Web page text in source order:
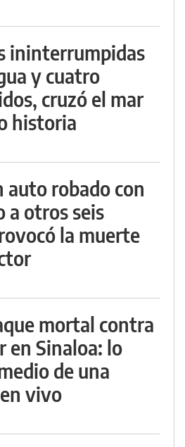
ininterrumpidas
y cuatro
cruzó el mar
historia
auto robado con
a otros seis
la muerte
mortal contra
en Sinaloa: lo
de una
vivo